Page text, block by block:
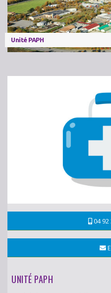
Unité PAPH
04 92
UNITÉ PAPH